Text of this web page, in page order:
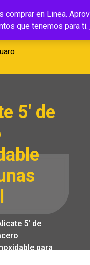
comprar en Linea.
que tenemos para ti.
5′ de
5′ de
para